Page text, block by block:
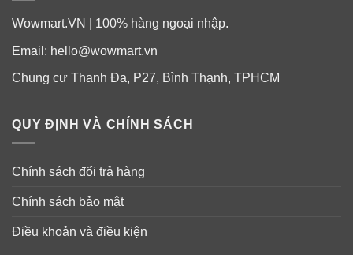
Wowmart.VN | 100% hàng ngoại nhập.
Email: hello@wowmart.vn
Chung cư Thanh Đa, P27, Bình Thạnh, TPHCM
QUY ĐỊNH VÀ CHÍNH SÁCH
Chính sách đổi trả hàng
Chính sách bảo mật
Điều khoản và điều kiện